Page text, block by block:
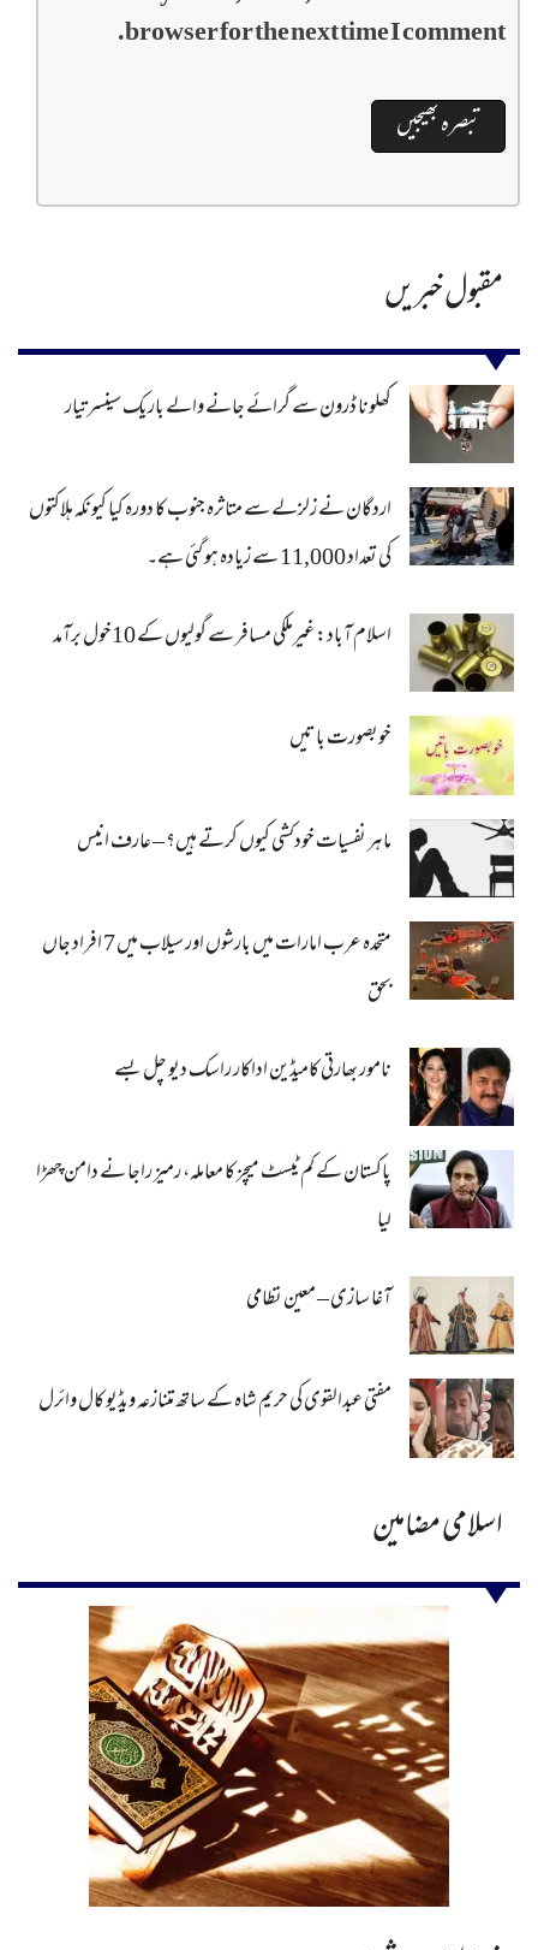
browser for the next time I comment.
مقبول خبریں
کھلونا ڈرون سے گرائے جانے والے باریک سینسر تیار
اردگان نے زلزلے سے متاثرہ جنوب کا دورہ کیا کیونکہ ہلاکتوں
کی تعداد 11,000 سے زیادہ ہو گئی ہے۔
اسلام آباد: غیرملکی مسافر سے گولیوں کے 10خول برآمد
خوبصورت باتیں
ماہر نفسیات خودکشی کیوں کرتے ہیں؟ – عارف انیس
متحدہ عرب امارات میں بارشوں اور سیلاب میں 7 افراد جاں
بحق
نامور بھارتی کامیڈین اداکار راسک دیو چل بسے
پاکستان کے کم ٹیسٹ میچز کا معاملہ، رمیز راجا نے دامن چھڑا
لیا
آغا سازی – معین نظامی
مفتی عبدالقوی کی حریم شاہ کے ساتھ متنازعہ ویڈیو کال وائرل
اسلامی مضامین